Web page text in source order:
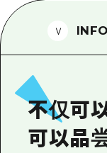
不仅可
可以品